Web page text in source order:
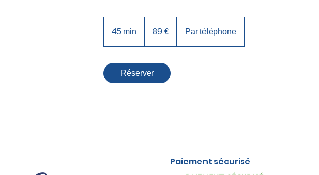
45 min 89 € Par téléphone
Réserver
Paiement sécurisé